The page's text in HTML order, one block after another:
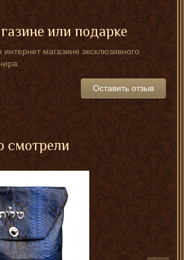
или подарке
магазине эксклюзивного
Оставить отзыв
смотрели